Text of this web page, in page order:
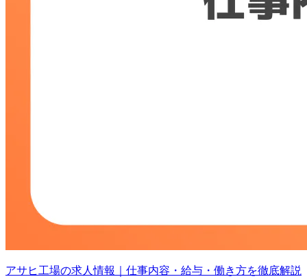
アサヒ工場の求人情報｜仕事内容・給与・働き方を徹底解説